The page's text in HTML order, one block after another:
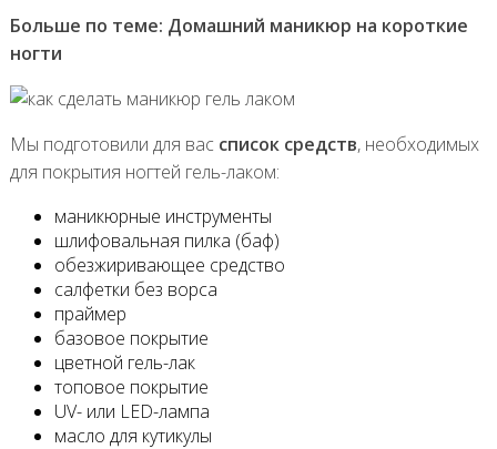
Больше по теме: Домашний маникюр на короткие
ногти
Мы подготовили для вас список средств, необходимых
для покрытия ногтей гель-лаком:
маникюрные инструменты
шлифовальная пилка (баф)
обезжиривающее средство
салфетки без ворса
праймер
базовое покрытие
цветной гель-лак
топовое покрытие
UV- или LED-лампа
масло для кутикулы